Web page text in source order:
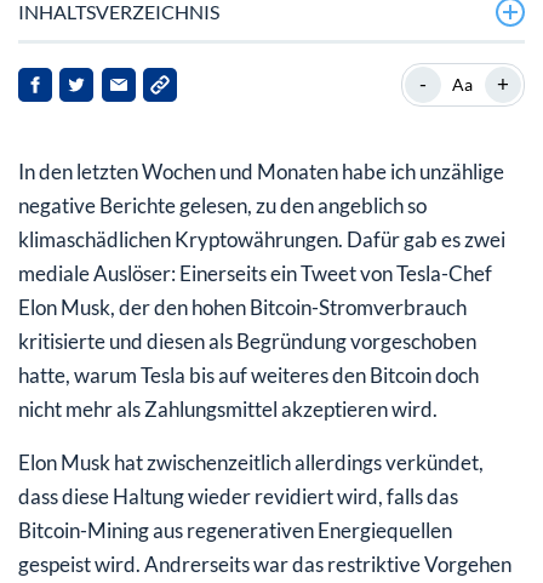
INHALTSVERZEICHNIS
Fakten statt Polemik: Der Bitcoin ist kein
Klimaschädling!
Ethereum & Co.
- Aa +
In den letzten Wochen und Monaten habe ich unzählige
negative Berichte gelesen, zu den angeblich so
klimaschädlichen Kryptowährungen. Dafür gab es zwei
mediale Auslöser: Einerseits ein Tweet von Tesla-Chef
Elon Musk, der den hohen Bitcoin-Stromverbrauch
kritisierte und diesen als Begründung vorgeschoben
hatte, warum Tesla bis auf weiteres den Bitcoin doch
nicht mehr als Zahlungsmittel akzeptieren wird.
Elon Musk hat zwischenzeitlich allerdings verkündet,
dass diese Haltung wieder revidiert wird, falls das
Bitcoin-Mining aus regenerativen Energiequellen
gespeist wird. Andrerseits war das restriktive Vorgehen